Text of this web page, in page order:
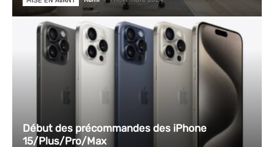
Début des précommandes des iPhone
15/Plus/Pro/Max